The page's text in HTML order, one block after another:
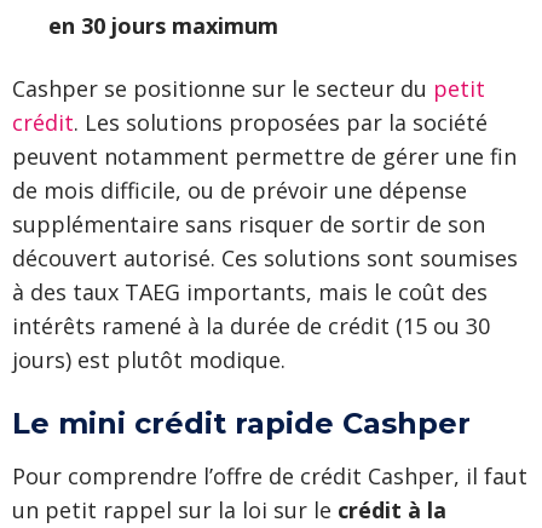
en 30 jours maximum
Cashper se positionne sur le secteur du petit
crédit. Les solutions proposées par la société
peuvent notamment permettre de gérer une fin
de mois difficile, ou de prévoir une dépense
supplémentaire sans risquer de sortir de son
découvert autorisé. Ces solutions sont soumises
à des taux TAEG importants, mais le coût des
intérêts ramené à la durée de crédit (15 ou 30
jours) est plutôt modique.
Le mini crédit rapide Cashper
Pour comprendre l’offre de crédit Cashper, il faut
un petit rappel sur la loi sur le crédit à la